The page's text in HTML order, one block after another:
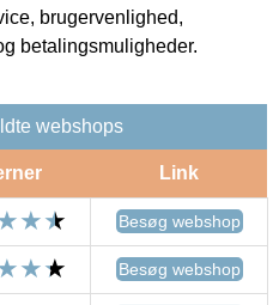
brugervenlighed,
betalingsmuligheder.
webshops
Link
Besøg webshop
Besøg webshop